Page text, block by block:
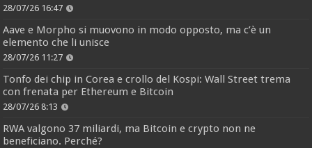
28/07/26 16:47
Aave e Morpho si muovono in modo opposto, ma c’è un
elemento che li unisce
28/07/26 11:27
Tonfo dei chip in Corea e crollo del Kospi: Wall Street trema
con frenata per Ethereum e Bitcoin
28/07/26 8:13
RWA valgono 37 miliardi, ma Bitcoin e crypto non ne
beneficiano. Perché?